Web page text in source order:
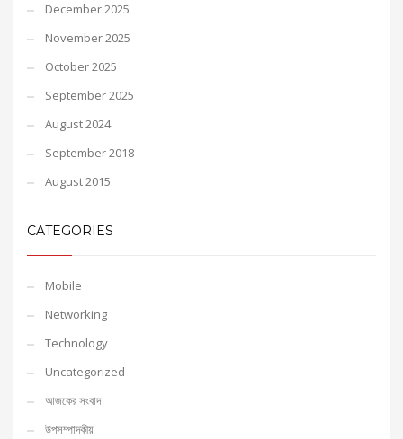
December 2025
November 2025
October 2025
September 2025
August 2024
September 2018
August 2015
CATEGORIES
Mobile
Networking
Technology
Uncategorized
আজকের সংবাদ
উপসম্পাদকীয়